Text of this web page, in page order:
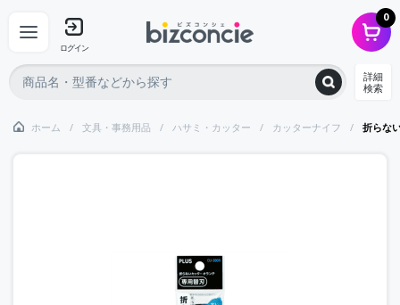
ログイン
0
詳細
検索
ホーム 文具・事務用品 ハサミ・カッター カッターナイフ 折らな